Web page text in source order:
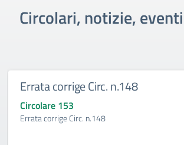
Circolari, notizie,
Errata corrige Circ. n.148
Circolare 153
Errata corrige Circ. n.148